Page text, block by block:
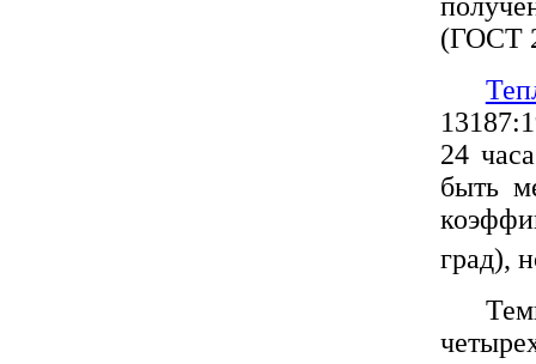
(ГОСТ
24
быть
град),